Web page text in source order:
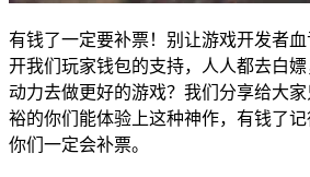
有钱了一定要补票！别让游戏开发者
开我们玩家钱包的支持，人人都去白
动力去做更好的游戏？我们分享给大
裕的你们能体验上这种神作，有钱了
你们一定会补票。